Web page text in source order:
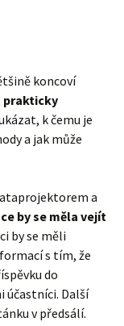
koncoví
prakticky
k čemu je
a jak může
a
by se měla vejít
by se měli
s tím, že
do
účastníci. Další
v předsálí.